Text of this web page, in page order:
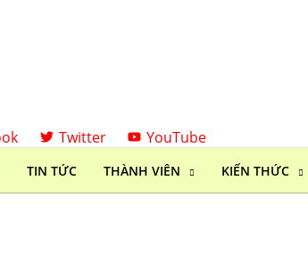
Twitter YouTube
TIN TỨC THÀNH VIÊN KIẾN THỨC